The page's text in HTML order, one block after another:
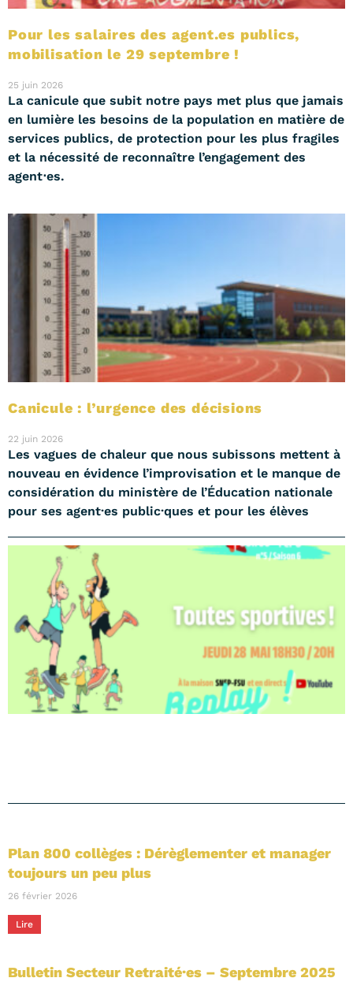
Pour les salaires des agent.es publics,
mobilisation le 29 septembre !
25 juin 2026
La canicule que subit notre pays met plus que jamais
en lumière les besoins de la population en matière de
services publics, de protection pour les plus fragiles
et la nécessité de reconnaître l’engagement des
agent⋅es.
Canicule : l’urgence des décisions
22 juin 2026
Les vagues de chaleur que nous subissons mettent à
nouveau en évidence l’improvisation et le manque de
considération du ministère de l’Éducation nationale
pour ses agent·es public·ques et pour les élèves
Plan 800 collèges : Dérèglementer et manager
toujours un peu plus
26 février 2026
Lire
Bulletin Secteur Retraité·es – Septembre 2025